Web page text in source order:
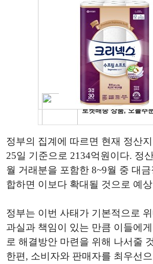
정부의 집계에 따르면 현재 정산
25일 기준으로 2134억원이다. 정
월 거래분을 포함한 8~9월 중 대
합하면 이보다 확대될 것으로 예
정부는 이번 사태가 기본적으로
과실과 책임이 있는 만큼 이들에
로 해결방안 마련을 위해 나서줄
한편, 소비자와 판매자를 최우선